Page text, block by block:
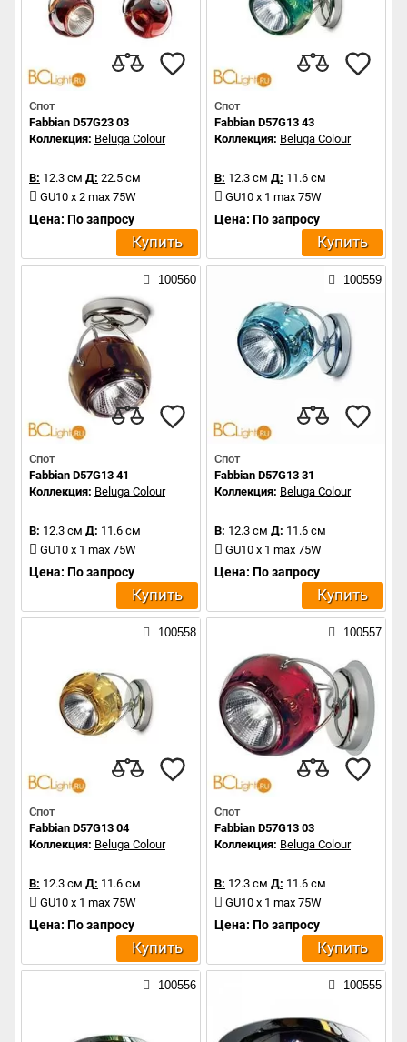
Спот
Fabbian D57G23 03
Коллекция: Beluga Colour
В: 12.3 см Д: 22.5 см
GU10 x 2 max 75W
Цена: По запросу
Купить
Спот
Fabbian D57G13 43
Коллекция: Beluga Colour
В: 12.3 см Д: 11.6 см
GU10 x 1 max 75W
Цена: По запросу
Купить
100560
Спот
Fabbian D57G13 41
Коллекция: Beluga Colour
В: 12.3 см Д: 11.6 см
GU10 x 1 max 75W
Цена: По запросу
Купить
100559
Спот
Fabbian D57G13 31
Коллекция: Beluga Colour
В: 12.3 см Д: 11.6 см
GU10 x 1 max 75W
Цена: По запросу
Купить
100558
Спот
Fabbian D57G13 04
Коллекция: Beluga Colour
В: 12.3 см Д: 11.6 см
GU10 x 1 max 75W
Цена: По запросу
Купить
100557
Спот
Fabbian D57G13 03
Коллекция: Beluga Colour
В: 12.3 см Д: 11.6 см
GU10 x 1 max 75W
Цена: По запросу
Купить
100556 100555